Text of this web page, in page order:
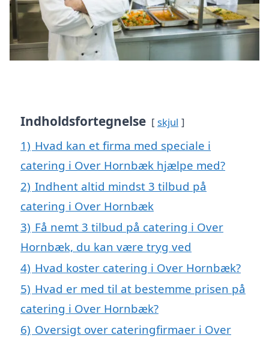
Indholdsfortegnelse skjul
1) Hvad kan et firma med speciale i
catering i Over Hornbæk hjælpe med?
2) Indhent altid mindst 3 tilbud på
catering i Over Hornbæk
3) Få nemt 3 tilbud på catering i Over
Hornbæk, du kan være tryg ved
4) Hvad koster catering i Over Hornbæk?
5) Hvad er med til at bestemme prisen på
catering i Over Hornbæk?
6) Oversigt over cateringfirmaer i Over